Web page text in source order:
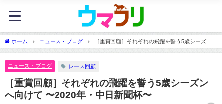
ホーム ニュース・ブログ
［重賞回顧］それぞれの飛躍を誓う5歳シーズン
へ向けて 〜2020年・中日新聞杯〜
ニュース・ブログ レース回顧
［重賞回顧］それぞれの飛躍を誓う5歳シーズン
へ向けて 〜2020年・中日新聞杯〜